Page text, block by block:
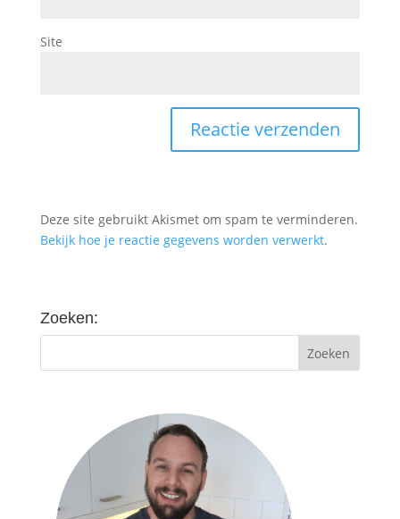
Site
Deze site gebruikt Akismet om spam te verminderen.
Bekijk hoe je reactie gegevens worden verwerkt.
Zoeken: